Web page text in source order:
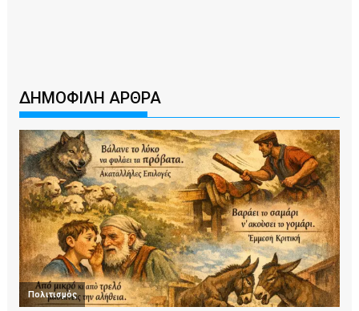
ΔΗΜΟΦΙΛΗ ΑΡΘΡΑ